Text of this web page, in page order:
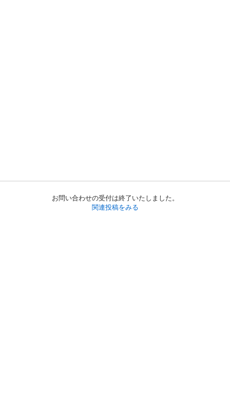
お問い合わせの受付は終了いたしました。
関連投稿をみる